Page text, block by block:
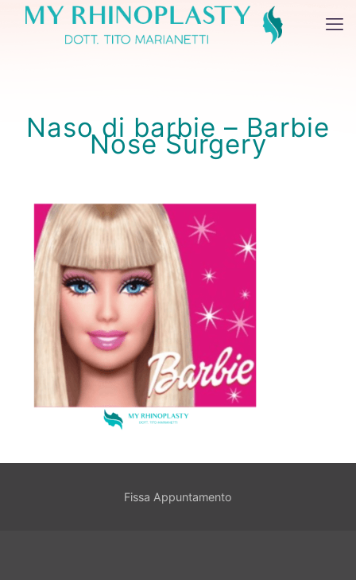
Naso di barbie – Barbie
Nose Surgery
Fissa Appuntamento